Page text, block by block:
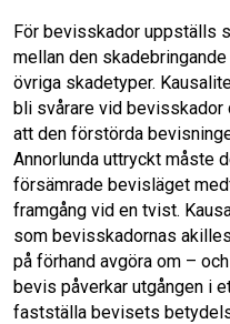
För bevisskador uppställs
mellan den
övriga skadetyper.
bli svårare vid bevisskador
att den förstörda
Annorlunda uttryckt måste
försämrade bevisläget
framgång vid en tvist.
som bevisskadornas
på förhand avgöra om –
bevis påverkar utgången i
fastställa bevisets